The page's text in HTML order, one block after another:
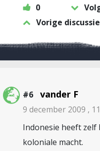
0
Vorige discussie
#6 vander F
9 december 2009 ,
Indonesie heeft
koloniale macht.